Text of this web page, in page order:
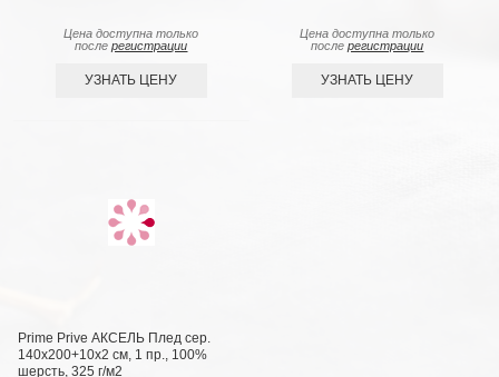
Цена доступна только
послерегистрации
УЗНАТЬ ЦЕНУ
Цена доступна только
послерегистрации
УЗНАТЬ ЦЕНУ
Prime Prive АКСЕЛЬ Плед сер.
140х200+10х2 см, 1 пр., 100%
шерсть, 325 г/м2